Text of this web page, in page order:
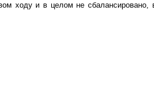
ходу и в целом не сбалансировано,